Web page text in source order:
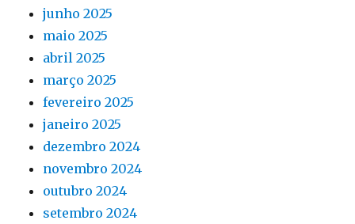
junho 2025
maio 2025
abril 2025
março 2025
fevereiro 2025
janeiro 2025
dezembro 2024
novembro 2024
outubro 2024
setembro 2024